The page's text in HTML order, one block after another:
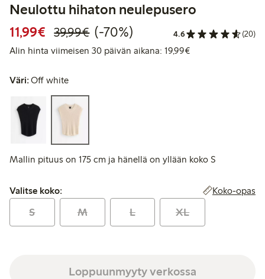
Neulottu hihaton neulepusero
11,99€ Alennettu hinta: 11,99 €
39,99€Normaalihinta: 39,99 €
70% alennus
(-70%) 4.6 (20)
Alin hinta viimeisen 30 päivän aikana: 19,99€Alin hinta
Väri:Off white
Mallin pituus on 175 cm ja hänellä on yllään koko S
Valitse koko:
Valitse koko: Koko-opas
S M L XL
Loppuunmyyty verkossa